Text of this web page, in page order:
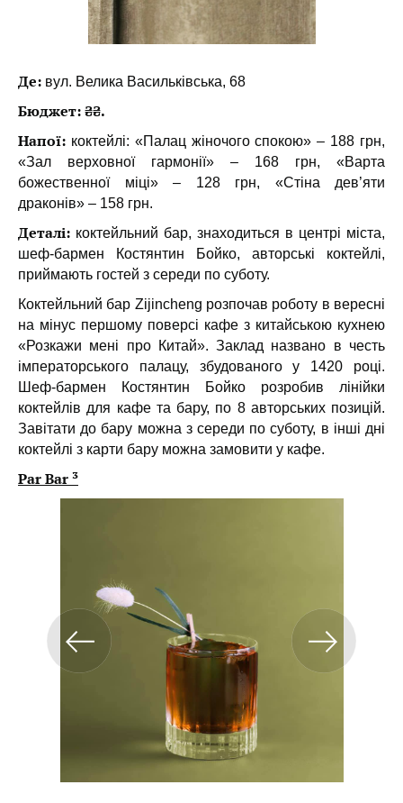
Де: вул. Велика Васильківська, 68
Бюджет: ₴₴.
Напої: коктейлі: «Палац жіночого спокою» – 188 грн,
«Зал верховної гармонії» – 168 грн, «Варта
божественної міці» – 128 грн, «Стіна дев’яти
драконів» – 158 грн.
Деталі: коктейльний бар, знаходиться в центрі міста,
шеф-бармен Костянтин Бойко, авторські коктейлі,
приймають гостей з середи по суботу.
Коктейльний бар Zijincheng розпочав роботу в вересні
на мінус першому поверсі кафе з китайською кухнею
«Розкажи мені про Китай». Заклад названо в честь
імператорського палацу, збудованого у 1420 році.
Шеф-бармен Костянтин Бойко розробив лінійки
коктейлів для кафе та бару, по 8 авторських позицій.
Завітати до бару можна з середи по суботу, в інші дні
коктейлі з карти бару можна замовити у кафе.
Par Bar ³